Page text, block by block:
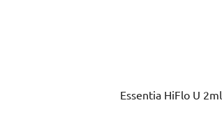
Essentia HiFlo U 2ml